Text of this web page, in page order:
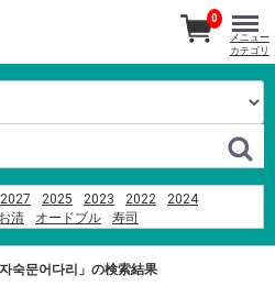
2027 2025 2023 2022
2024
清
オードブル
寿司
手造り笹だんご
千疋屋
0
メニュー
カテゴリ
자숙문어다리」の検索結果